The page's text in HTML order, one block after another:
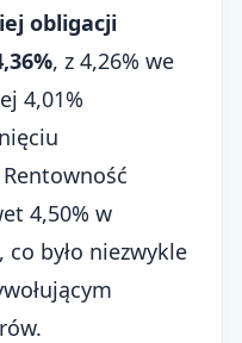
obligacji
, z 4,26% we
4,01%
4,50% w
było niezwykle